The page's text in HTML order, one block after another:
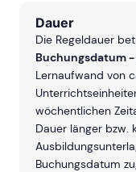
Dauer
Die Regeldauer
Buchungsdatum -
Lernaufwand von
wöchentlichen
Dauer länger bzw.
Buchungsdatum